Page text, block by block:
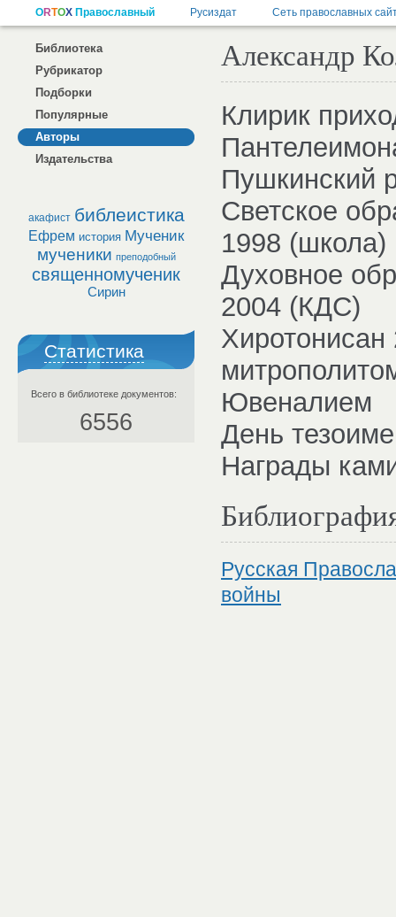
Библиотека
Рубрикатор
Подборки
Популярные
Авторы
Издательства
акафист библеистика
Ефрем история Мученик
мученики преподобный
священномученик
Сирин
Статистика
Всего в библиотеке документов:
6556
Александр
Клирик
Пушкинский
Светское
1998 (школа)
Духовное
2004 (КДС)
Ювеналием
День
Награды
Русская
войны